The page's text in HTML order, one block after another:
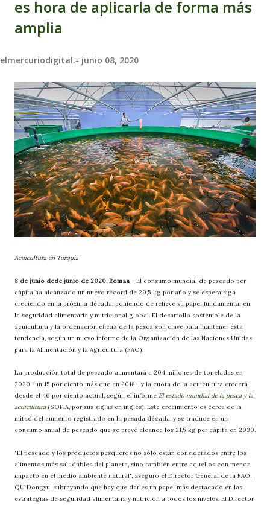
es hora de aplicarla de forma más
amplia
elmercuriodigital.- junio 08, 2020
Acuicultura en Turquía
8 de junio dede junio de 2020, Romaa - El consumo mundial de pescado per
cápita ha alcanzado un nuevo récord de 20,5 kg por año y se espera siga
creciendo en la próxima década, poniendo de relieve su papel fundamental en
la seguridad alimentaria y nutricional global. El desarrollo sostenible de la
acuicultura y la ordenación eficaz de la pesca son clave para mantener esta
tendencia, según un nuevo informe de la Organización de las Naciones Unidas
para la Alimentación y la Agricultura (FAO).
La producción total de pescado aumentará a 204 millones de toneladas en
2030 -un 15 por ciento más que en 2018-, y la cuota de la acuicultura crecerá
desde el 46 por ciento actual, según el informe El estado mundial de la pesca y la
acuicultura (SOFIA, por sus siglas en inglés). Este crecimiento es cerca de la
mitad del aumento registrado en la pasada década, y se traduce en un
consumo anual de pescado que se prevé alcance los 21,5 kg per cápita en 2030.
"El pescado y los productos pesqueros no sólo están considerados entre los
alimentos más saludables del planeta, sino también entre aquellos con menor
impacto en el medio ambiente natural", aseguró el Director General de la FAO,
QU Dongyu, subrayando que hay que darles un papel más destacado en las
estrategias de seguridad alimentaria y nutrición a todos los niveles. El Director